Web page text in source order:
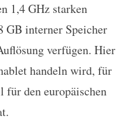
1,4 GHz starken
GB interner Speicher
verfügen. Hier
handeln wird, für
für den europäischen